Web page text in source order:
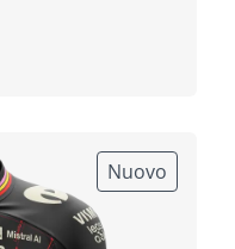
Nuovo